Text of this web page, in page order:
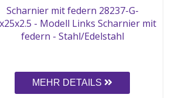
Scharnier mit federn 28237-G-
- Modell Links Scharnier mit
federn - Stahl/Edelstahl
MEHR DETAILS